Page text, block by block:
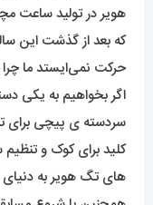
هویر در تولید ساعت
که بعد از گذشت این
حرکت نمی‌ایستد ما
اگر بخواهیم به یکی
سردسته ی پیچی برای
کلید برای کوک و
های تگ هویر به